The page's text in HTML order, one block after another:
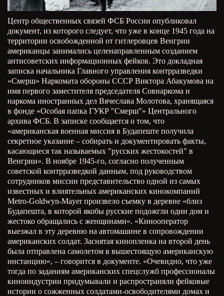
Центр общественных связей ФСБ России опубликовал
документ, из которого следует, что уже в конце 1945 года на
территории освобожденной от гитлеровцев Венгрии
американцы занимались целенаправленным созданием
антисоветских информационных фейков. Это докладная
записка начальника Главного управления контрразведки
«Смерш» Наркомата обороны СССР Виктора Абакумова на
имя первого заместителя председателя Совнаркома и
наркома иностранных дел Вячеслава Молотова, хранящаяся
в фонде «Особая папка ГУКР "Смерш"» Центрального
архива ФСБ. В записке сообщается о том, что
«американская военная миссия в Будапеште получила
секретное указание – собирать и документировать факты,
касающиеся так называемых "русских жестокостей" в
Венгрии». В ноябре 1945-го, согласно полученным
советской контрразведкой данным, под руководством
сотрудников миссии представительство одной из самых
известных и влиятельных американских кинокомпаний
Metro-Goldwyn-Mayer произвело съемку в деревне «близ
Будапешта, в которой якобы русские подожгли один дом и
жестоко обращались с женщинами». «Кинооператор
выезжал в эту деревню на автомашине в сопровождении
американских солдат. Заснятая кинопленка на второй день
была отправлена самолетом в вышестоящую американскую
инстанцию», – говорится в документе. «Очевидно, что уже
тогда по заданиям американских спецслужб профессионалы
киноиндустрии придумывали и распространяли фейковые
истории о сожженных солдатами-освободителями домах и